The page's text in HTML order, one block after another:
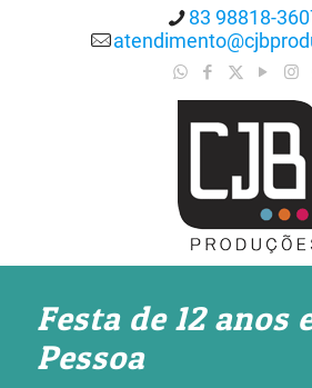
83 98818-
Festa de 12 anos
Pessoa